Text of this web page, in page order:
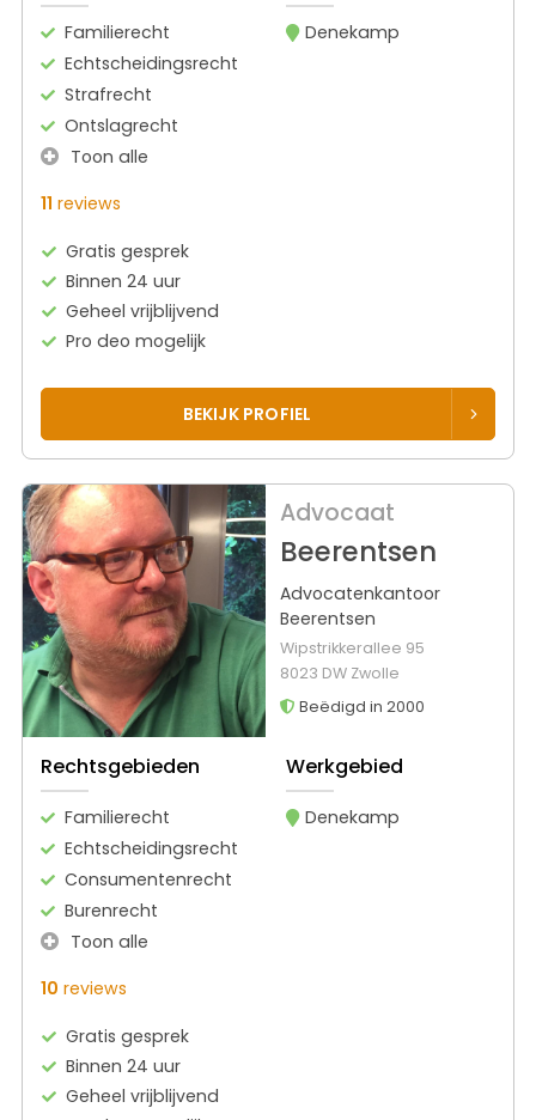
Familierecht
Echtscheidingsrecht
Strafrecht
Ontslagrecht
Toon alle
Denekamp
11 reviews
Gratis gesprek
Binnen 24 uur
Geheel vrijblijvend
Pro deo mogelijk
BEKIJK PROFIEL
Advocaat
Beerentsen
Advocatenkantoor
Beerentsen
Wipstrikkerallee 95
8023 DW Zwolle
Beëdigd in 2000
Rechtsgebieden
Familierecht
Echtscheidingsrecht
Consumentenrecht
Burenrecht
Toon alle
Werkgebied
Denekamp
10 reviews
Gratis gesprek
Binnen 24 uur
Geheel vrijblijvend